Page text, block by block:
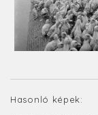
Hasonló képek: